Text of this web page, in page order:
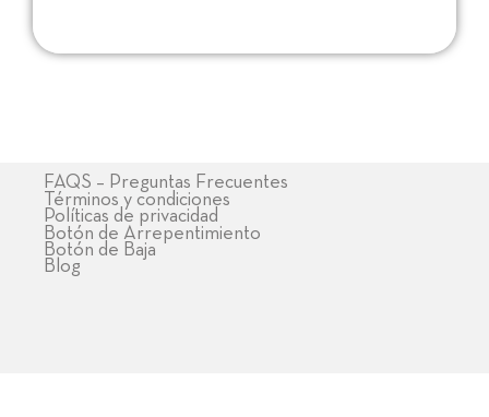
FAQS – Preguntas Frecuentes
Términos y condiciones
Políticas de privacidad
Botón de Arrepentimiento
Botón de Baja
Blog